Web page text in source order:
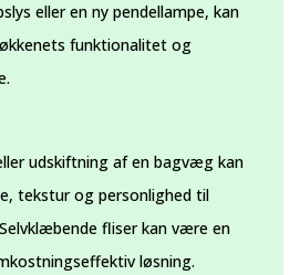
eller en ny pendellampe, kan
funktionalitet og
udskiftning af en bagvæg kan
tekstur og personlighed til
fliser kan være en
løsning.